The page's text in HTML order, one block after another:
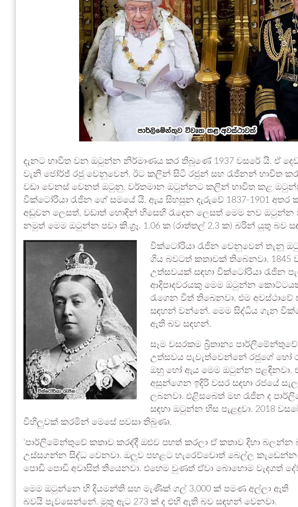
දැනට භාවිත වන ඔටුන්න නිර්මාණය කර තිබුණේ 1937 වසරේ යි. ඒ
වැනි ජෝර්ජ් රජු වෙනුවෙන්. ඊට කලින් සිටි රජුන් සහ රැජිනන් භාවිත
වඩා වෙනස් වෙනත් ඔටුනු. වර්තමාන ඔටුන්නට කලින් භාවිත කළ
වික්ටෝරියා රැජින ගේ සමයේ යි. ඇය සිහසුන දැරුවේ 1837-1901
අඩුවන ලෙසත්, වඩාත් හොඳින් හිසෙහි රැඳෙන ලෙසත් මෙම නව ඔටුන්න
නමුත් මෙම ඔටුන්න පවා කි.ග්‍රෑ. 1.06 ක (රාත්තල් 2.3 ක) බරින් යුතු බව
වික්ටෝරියා රැජින වෙනුවෙන් තැනූ
ගිය බවටත් කතාවක් තිබෙනවා. 1845
උත්සවයක් සඳහා වික්ටෝරියා රැජින
ආදිපාදවරයකු මෙම ඔටුන්න
රැගෙන විත් තිබෙනවා. එම
සඳහන් වන්නේ. මෙම සිද්ධිය ගැන
ඇති බව සඳහන්.
සෑම වසරකම බ්‍රිතාන්‍ය
උත්සවය පැවැත්වෙන්නේ රජුගේ හෝ
ඔහු හෝ ඇය මෙම ඔටුන්න පළඳිනවා.
අසුන්ගෙන ඉදිරි වසර සඳහා රජයේ
ලබනවා. එළිසබෙත් මහ රැජින ද
සඳහා ඔටුන්න හිස පැළඳුවා. 2018
විහිලුවක් කරමින් මෙසේ පවසා තිබුණා.
‘පාර්ලිමේන්තුවේ කතාව කරද්දී ඔළුව පහත් කරලා ඒ කතාව දිහා බලන්න
උස්සගන්න සිද්ධ වෙනවා. ඔලුව පහළට හැරෙව්වොත් බෙල්ල කැඩෙන්න
පොඩි පොඩි අවාසිත් තියෙනවා. එහෙම වුණත් ඒවා බොහොම වැදගත්
මෙම ඔටුන්නෙ හි දියමන්ති සහ මැණික් ගල් 3,000 ක් පමණ අල්ලා ඇති
බවයි පැවසෙන්නේ. මුතු ඇට 273 ක් ද එහි ඇති බව සඳහන් වෙනවා.